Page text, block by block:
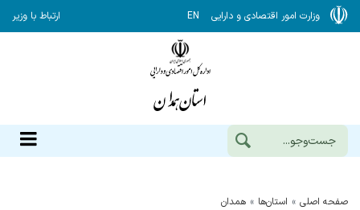
وزارت امور اقتصادی و دارایی EN ارتباط با وزیر
صفحه اصلی استان‌ها همدان